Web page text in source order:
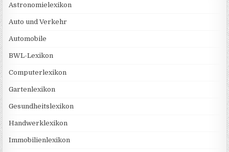
Astronomielexikon
Auto und Verkehr
Automobile
BWL-Lexikon
Computerlexikon
Gartenlexikon
Gesundheitslexikon
Handwerklexikon
Immobilienlexikon